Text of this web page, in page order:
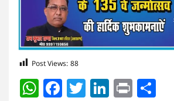
Post Views: 88
WhatsApp
Facebook
Twitter
LinkedIn
Print